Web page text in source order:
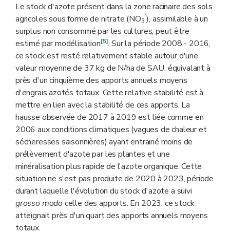
Le stock d'azote présent dans la zone racinaire des sols
agricoles sous forme de nitrate (NO3
-), assimilable à un
surplus non consommé par les cultures, peut être
estimé par modélisation[5]. Sur la période 2008 - 2016,
ce stock est resté relativement stable autour d'une
valeur moyenne de 37 kg de N/ha de SAU, équivalant à
près d'un cinquième des apports annuels moyens
d'engrais azotés totaux. Cette relative stabilité est à
mettre en lien avec la stabilité de ces apports. La
hausse observée de 2017 à 2019 est liée comme en
2006 aux conditions climatiques (vagues de chaleur et
sécheresses saisonnières) ayant entrainé moins de
prélèvement d'azote par les plantes et une
minéralisation plus rapide de l'azote organique. Cette
situation ne s'est pas produite de 2020 à 2023, période
durant laquelle l'évolution du stock d'azote a suivi
grosso modocelle des apports. En 2023, ce stock
atteignait près d'un quart des apports annuels moyens
totaux.